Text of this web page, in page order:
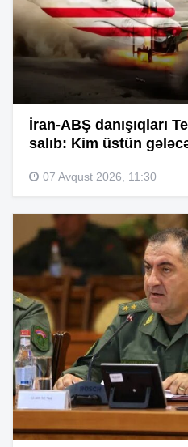
İran-ABŞ danışıqları
salıb: Kim üstün
07 Avqust 2026, 11:30